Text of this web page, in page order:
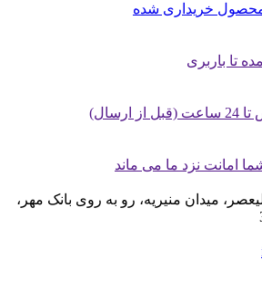
خریداری شده
تا باربری
امانت نزد ما می ماند
میدان منیریه، رو به روی بانک مهر،